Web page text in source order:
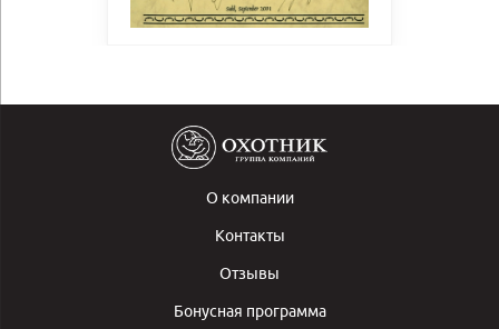
О компании
Контакты
Отзывы
Бонусная программа